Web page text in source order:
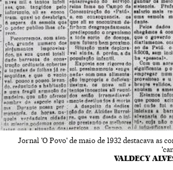
Jornal 'O Povo' de maio de 1932 destacava as
VALDECY